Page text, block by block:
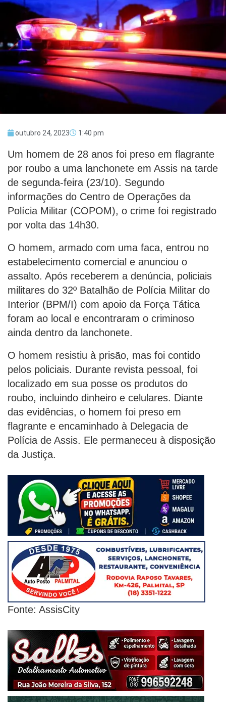
outubro 24, 2023 1:40 pm
Um homem de 28 anos foi preso em flagrante
por roubo a uma lanchonete em Assis na tarde
de segunda-feira (23/10). Segundo
informações do Centro de Operações da
Polícia Militar (COPOM), o crime foi registrado
por volta das 14h30.
O homem, armado com uma faca, entrou no
estabelecimento comercial e anunciou o
assalto. Após receberem a denúncia, policiais
militares do 32º Batalhão de Polícia Militar do
Interior (BPM/I) com apoio da Força Tática
foram ao local e encontraram o criminoso
ainda dentro da lanchonete.
O homem resistiu à prisão, mas foi contido
pelos policiais. Durante revista pessoal, foi
localizado em sua posse os produtos do
roubo, incluindo dinheiro e celulares. Diante
das evidências, o homem foi preso em
flagrante e encaminhado à Delegacia de
Polícia de Assis. Ele permaneceu à disposição
da Justiça.
Fonte: AssisCity